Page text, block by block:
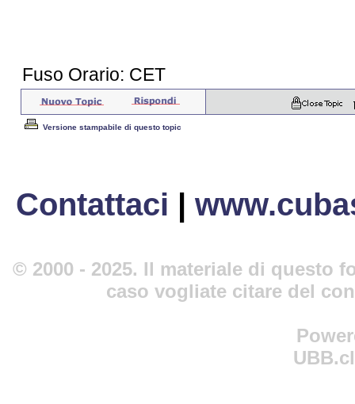
Fuso Orario: CET
Versione stampabile di questo topic
Contattaci |
© 2000 - 2025. Il materiale di questo
caso vogliate citare del